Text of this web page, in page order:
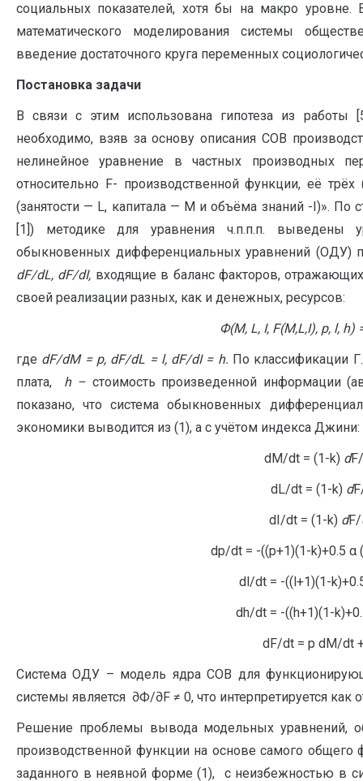
социальных показателей, хотя бы на макро
математического моделирования системы
введение достаточного круга переменных
Постановка задачи
В связи с этим использована гипотеза из
необходимо, взяв за основу описания СОВ
нелинейное уравнение в частных производных
относительно F- производственной функции, её
(занятости — L, капитала — M и объёма знаний -I)». По
[1]) методике для уравнения ч.п.п.п. выведены
обыкновенных дифференциальных уравнений (ОДУ)
dF/dL, dF/dI, входящие в баланс факторов,
своей реализации разных, как и денежных, ресурсов:
Ф(M, L, I,
где dF/dM= p, dF/dL = l, dF/dI= h. По классификации
плата,
h– стоимость произведенной информации
показано, что система обыкновенных
экономики выводится из (1), а с учётом индекса Джини:
dM/dt = (1-k) dF/
dL/dt = (1-k) d
dI/dt = (1-k) dF/
dp/dt = -((p+1)(1-k)+0.5 α (
dl/dt = -((l+1)(1-
dh/dt = -((h+1)(1-
dF/dt = p dM/dt
Система ОДУ – модель ядра СОВ для
системы является ∂Ф/∂F ≠ 0, что интерпретируется как
Решение проблемы вывода модельных
производственной функции на основе самого общего
заданного в неявной форме (1), c неизбежностью в